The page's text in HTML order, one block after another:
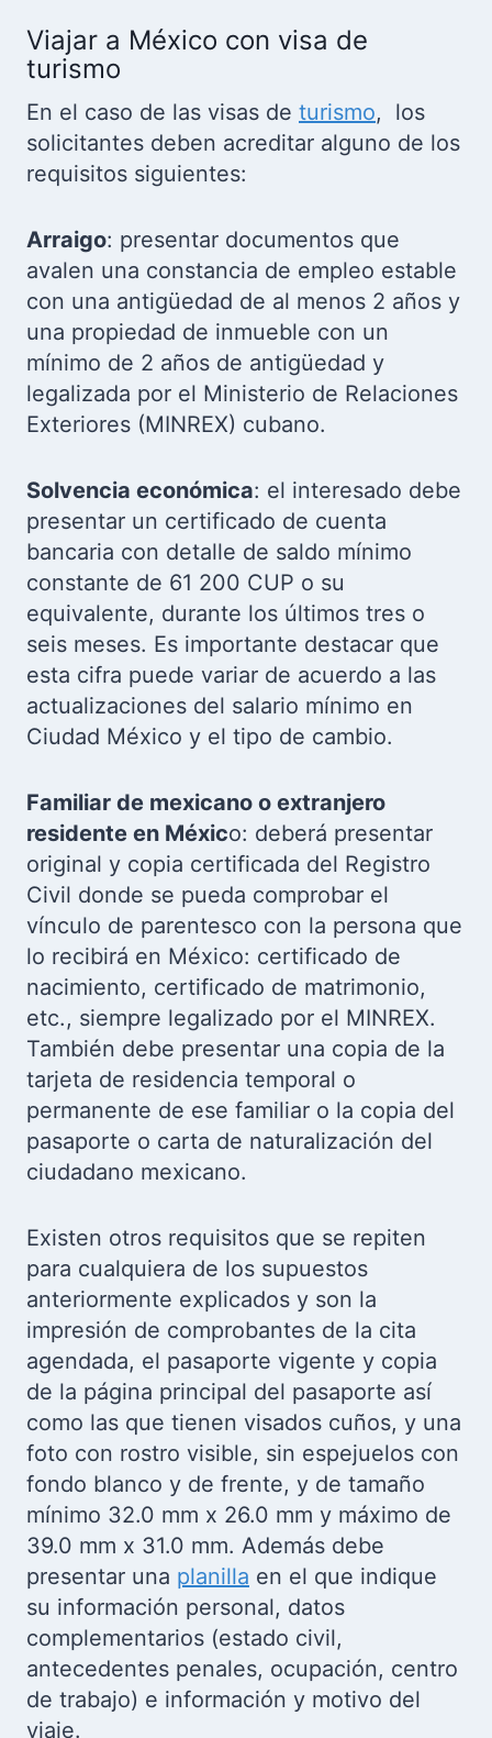
Viajar a México con visa de
turismo
En el caso de las visas de turismo, los
solicitantes deben acreditar alguno de los
requisitos siguientes:
Arraigo: presentar documentos que
avalen una constancia de empleo estable
con una antigüedad de al menos 2 años y
una propiedad de inmueble con un
mínimo de 2 años de antigüedad y
legalizada por el Ministerio de Relaciones
Exteriores (MINREX) cubano.
Solvencia económica: el interesado debe
presentar un certificado de cuenta
bancaria con detalle de saldo mínimo
constante de 61 200 CUP o su
equivalente, durante los últimos tres o
seis meses. Es importante destacar que
esta cifra puede variar de acuerdo a las
actualizaciones del salario mínimo en
Ciudad México y el tipo de cambio.
Familiar de mexicano o extranjero
residente en México: deberá presentar
original y copia certificada del Registro
Civil donde se pueda comprobar el
vínculo de parentesco con la persona que
lo recibirá en México: certificado de
nacimiento, certificado de matrimonio,
etc., siempre legalizado por el MINREX.
También debe presentar una copia de la
tarjeta de residencia temporal o
permanente de ese familiar o la copia del
pasaporte o carta de naturalización del
ciudadano mexicano.
Existen otros requisitos que se repiten
para cualquiera de los supuestos
anteriormente explicados y son la
impresión de comprobantes de la cita
agendada, el pasaporte vigente y copia
de la página principal del pasaporte así
como las que tienen visados cuños, y una
foto con rostro visible, sin espejuelos con
fondo blanco y de frente, y de tamaño
mínimo 32.0 mm x 26.0 mm y máximo de
39.0 mm x 31.0 mm. Además debe
presentar una planilla en el que indique
su información personal, datos
complementarios (estado civil,
antecedentes penales, ocupación, centro
de trabajo) e información y motivo del
viaje.